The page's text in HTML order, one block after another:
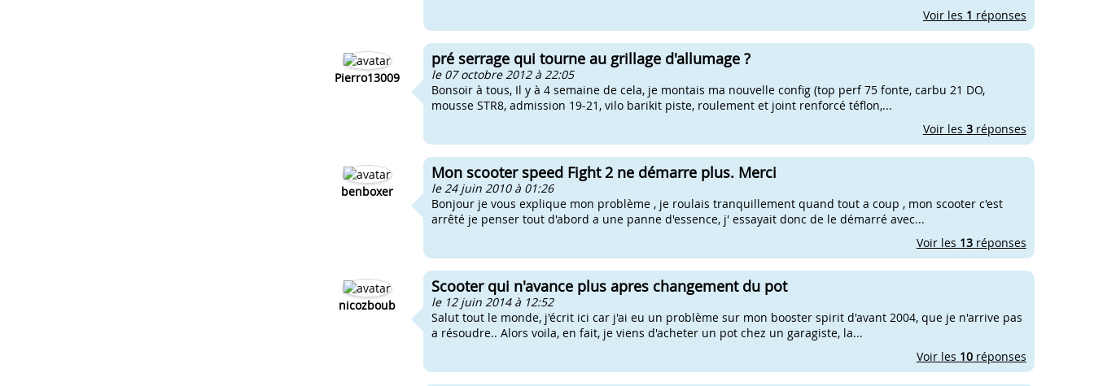
Voir les 1 réponses
Pierro13009
pré serrage qui tourne au grillage d'allumage ?
le 07 octobre 2012 à 22:05
Bonsoir à tous, Il y à 4 semaine de cela, je montais ma nouvelle config (top perf 75 fonte, carbu 21 DO,
mousse STR8, admission 19-21, vilo barikit piste, roulement et joint renforcé téflon,...
Voir les 3réponses
benboxer
Mon scooter speed Fight 2 ne démarre plus. Merci
le 24 juin 2010 à 01:26
Bonjour je vous explique mon problème , je roulais tranquillement quand tout a coup , mon scooter c'est
arrêté je penser tout d'abord a une panne d'essence, j' essayait donc de le démarré avec...
Voir les 13réponses
nicozboub
Scooter qui n'avance plus apres changement du pot
le 12 juin 2014 à 12:52
Salut tout le monde, j'écrit ici car j'ai eu un problème sur mon booster spirit d'avant 2004, que je n'arrive pas
a résoudre.. Alors voila, en fait, je viens d'acheter un pot chez un garagiste, la...
Voir les 10réponses